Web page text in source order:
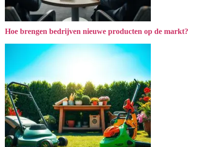
Hoe brengen bedrijven nieuwe producten op de markt?